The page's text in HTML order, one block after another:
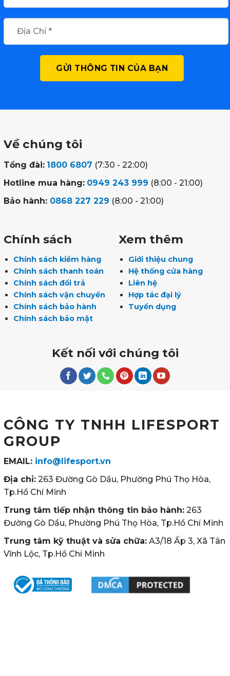
Về chúng tôi
Tổng đài: 1800 6807 (7:30 - 22:00)
Hotline mua hàng: 0949 243 999 (8:00 - 21:00)
Bảo hành: 0868 227 229 (8:00 - 21:00)
Chính sách
Chính sách kiểm hàng
Chính sách thanh toán
Chính sách đổi trả
Chính sách vận chuyển
Chính sách bảo hành
Chính sách bảo mật
Xem thêm
Giới thiệu chung
Hệ thống cửa hàng
Liên hệ
Hợp tác đại lý
Tuyển dụng
Kết nối với chúng tôi
CÔNG TY TNHH LIFESPORT
GROUP
EMAIL: info@lifesport.vn
Địa chỉ: 263 Đường Gò Dầu, Phường Phú Thọ Hòa,
Tp.Hồ Chí Minh
Trung tâm tiếp nhận thông tin bảo hành: 263
Đường Gò Dầu, Phường Phú Thọ Hòa, Tp.Hồ Chí Minh
Trung tâm kỹ thuật và sửa chữa: A3/18 Ấp 3, Xã Tân
Vĩnh Lộc, Tp.Hồ Chí Minh